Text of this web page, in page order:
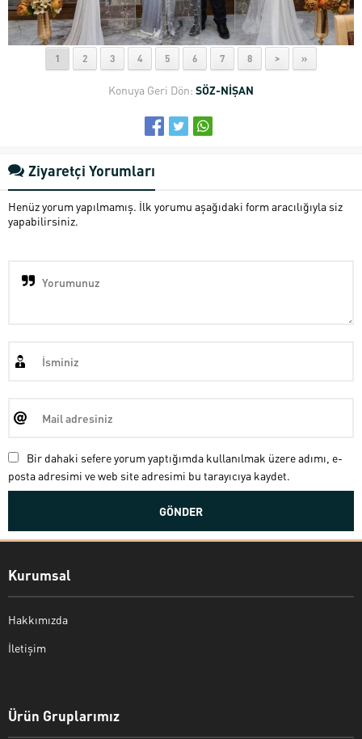
1 2 3 4 5 6 7 8 > »
Konuya Geri Dön: SÖZ-NİŞAN
Ziyaretçi Yorumları
Henüz yorum yapılmamış. İlk yorumu aşağıdaki form aracılığıyla siz
yapabilirsiniz.
Bir dahaki sefere yorum yaptığımda kullanılmak üzere adımı, e-
posta adresimi ve web site adresimi bu tarayıcıya kaydet.
Kurumsal
Hakkımızda
İletişim
Ürün Gruplarımız